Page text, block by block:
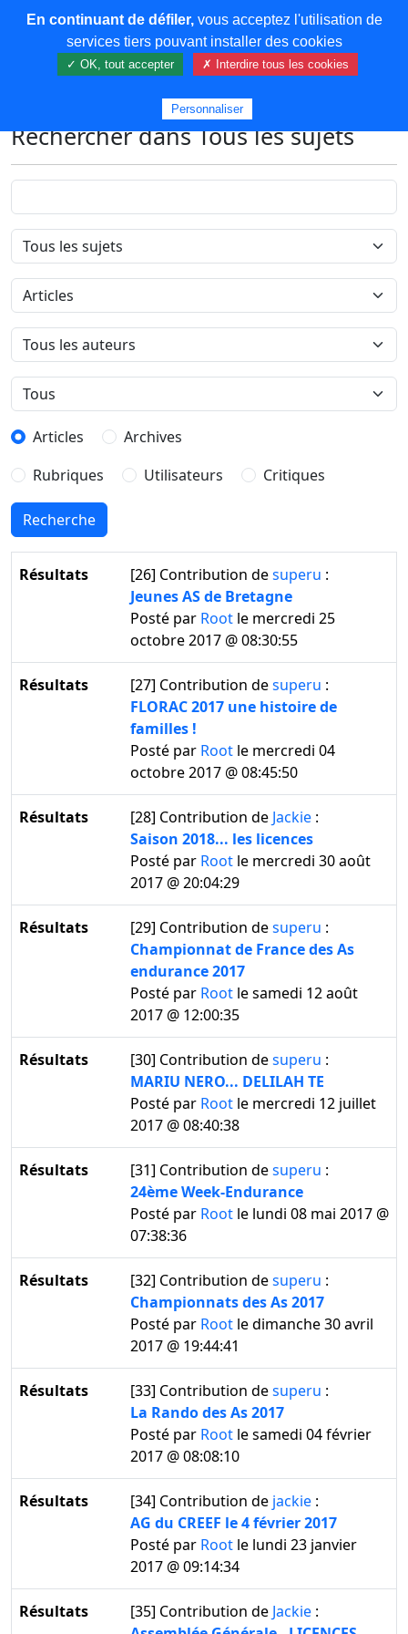
COREMA
Rechercher dans Tous les sujets
Articles
Archives
Rubriques
Utilisateurs Critiques
Résultats [26] Contribution desuperu :
Jeunes AS de Bretagne
Posté par Rootle mercredi 25
octobre 2017 @ 08:30:55
Résultats [27] Contribution desuperu :
FLORAC 2017 une histoire de
familles !
Posté par Rootle mercredi 04
octobre 2017 @ 08:45:50
Résultats [28] Contribution de Jackie:
Saison 2018... les licences
Posté par Rootle mercredi 30 août
2017 @ 20:04:29
Résultats [29] Contribution desuperu :
Championnat de France des As
endurance 2017
Posté par Rootle samedi 12 août
2017 @ 12:00:35
Résultats [30] Contribution desuperu :
MARIU NERO... DELILAH TE
Posté par Rootle mercredi 12 juillet
2017 @ 08:40:38
Résultats [31] Contribution desuperu :
24ème Week-Endurance
Posté par Rootle lundi 08 mai 2017 @
07:38:36
Résultats [32] Contribution desuperu :
Championnats des As 2017
Posté par Rootle dimanche 30 avril
2017 @ 19:44:41
Résultats [33] Contribution desuperu :
La Rando des As 2017
Posté par Rootle samedi 04 février
2017 @ 08:08:10
Résultats [34] Contribution de jackie:
AG du CREEF le 4 février 2017
Posté par Rootle lundi 23 janvier
2017 @ 09:14:34
Résultats [35] Contribution de Jackie:
En continuant de défiler,vous acceptez l'utilisation de
services tiers pouvant installer des cookies
✓ OK, tout accepter ✗ Interdire tous les cookies
Personnaliser